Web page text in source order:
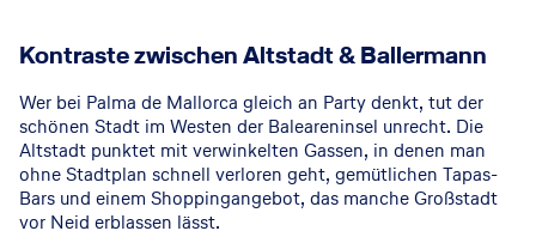
Kontraste zwischen Altstadt & Ballermann
Wer bei Palma de Mallorca gleich an Party denkt, tut der
schönen Stadt im Westen der Baleareninsel unrecht. Die
Altstadt punktet mit verwinkelten Gassen, in denen man
ohne Stadtplan schnell verloren geht, gemütlichen Tapas-
Bars und einem Shoppingangebot, das manche Großstadt
vor Neid erblassen lässt.